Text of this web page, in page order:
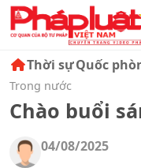
Thời sựQuốc
Trong nước
Chào buổi
04/08/2025